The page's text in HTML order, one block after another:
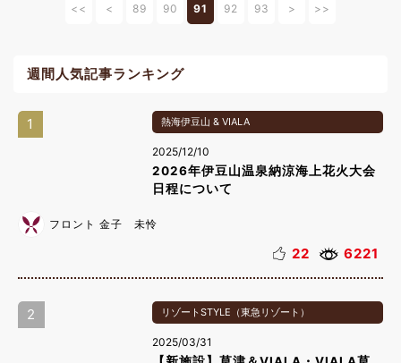
<< < 89 90 91 92 93 > >>
週間人気記事ランキング
1 熱海伊豆山 & VIALA
2025/12/10
2026年伊豆山温泉納涼海上花火大会
日程について
フロント 金子 未怜
22 6221
2 リゾートSTYLE（東急リゾート）
2025/03/31